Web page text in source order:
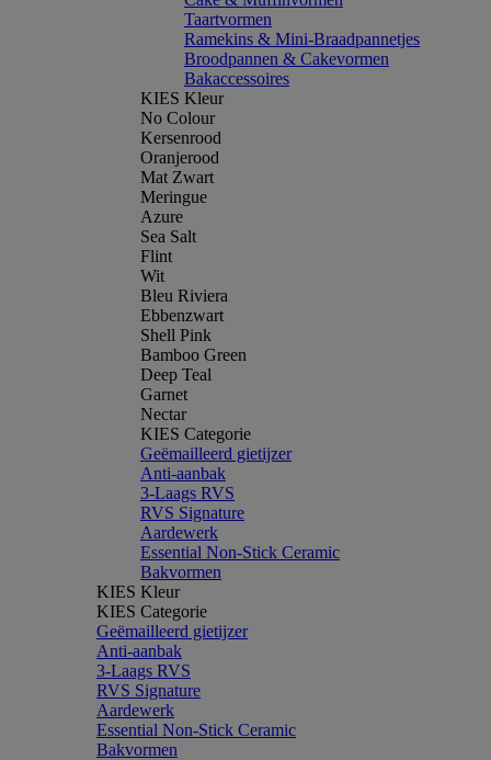
Taartvormen
Ramekins & Mini-Braadpannetjes
Broodpannen & Cakevormen
Bakaccessoires
KIES Kleur
No Colour
Kersenrood
Oranjerood
Mat Zwart
Meringue
Azure
Sea Salt
Flint
Wit
Bleu Riviera
Ebbenzwart
Shell Pink
Bamboo Green
Deep Teal
Garnet
Nectar
KIES Categorie
Geëmailleerd gietijzer
Anti-aanbak
3-Laags RVS
RVS Signature
Aardewerk
Essential Non-Stick Ceramic
Bakvormen
KIES Kleur
KIES Categorie
Geëmailleerd gietijzer
Anti-aanbak
3-Laags RVS
RVS Signature
Aardewerk
Essential Non-Stick Ceramic
Bakvormen